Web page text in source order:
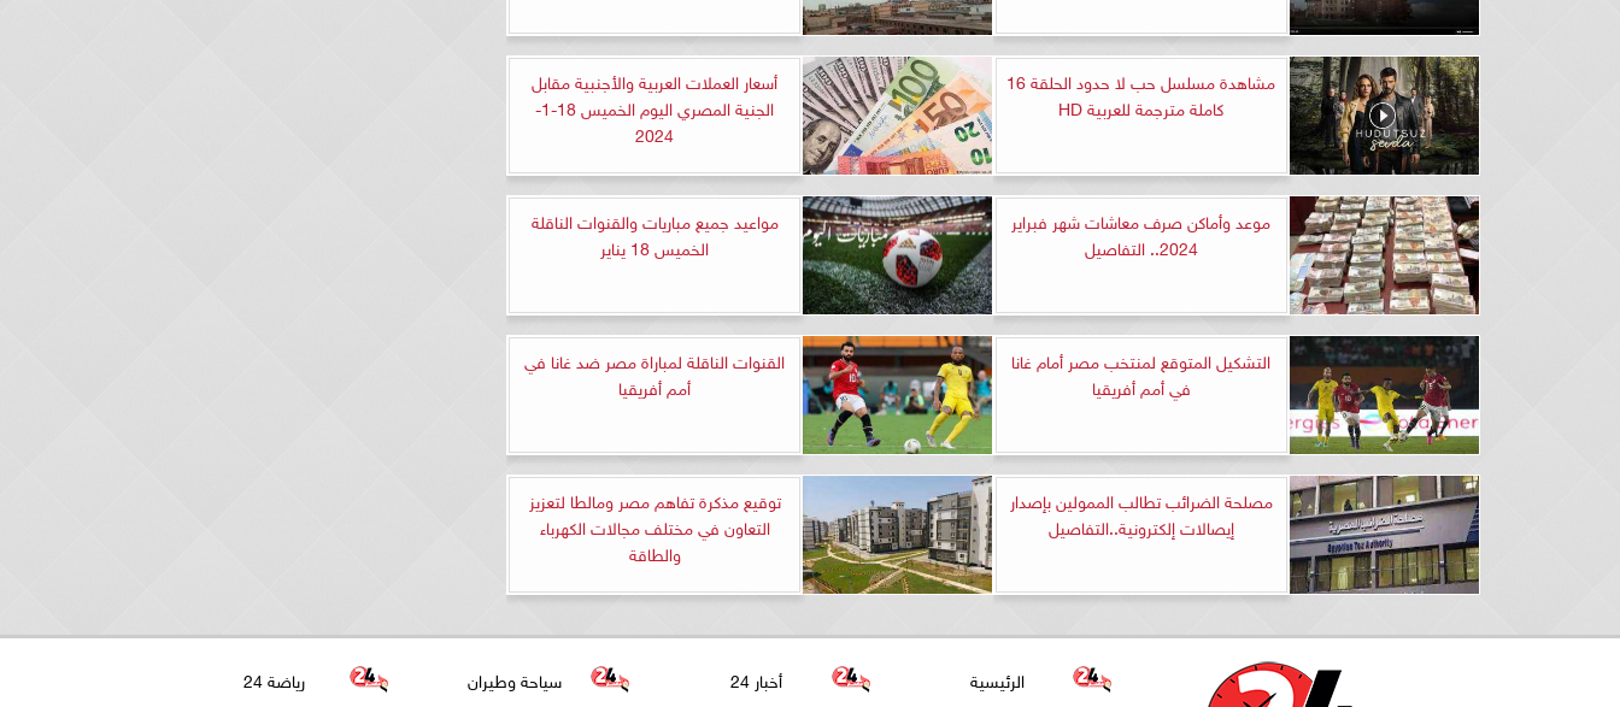
مشاهدة مسلسل حب لا حدود الحلقة 16
كاملة مترجمة للعربية HD
أسعار العملات العربية والأجنبية مقابل
الجنية المصري اليوم الخميس 18-1-
2024
موعد وأماكن صرف معاشات شهر فبراير
2024.. التفاصيل
مواعيد جميع مباريات والقنوات الناقلة
الخميس 18 يناير
التشكيل المتوقع لمنتخب مصر أمام غانا
في أمم أفريقيا
القنوات الناقلة لمباراة مصر ضد غانا في
أمم أفريقيا
مصلحة الضرائب تطالب الممولين بإصدار
إيصالات إلكترونية..التفاصيل
توقيع مذكرة تفاهم مصر ومالطا لتعزيز
التعاون في مختلف مجالات الكهرباء
والطاقة
الرئيسية أخبار 24 سياحة وطيران
رياضة 24